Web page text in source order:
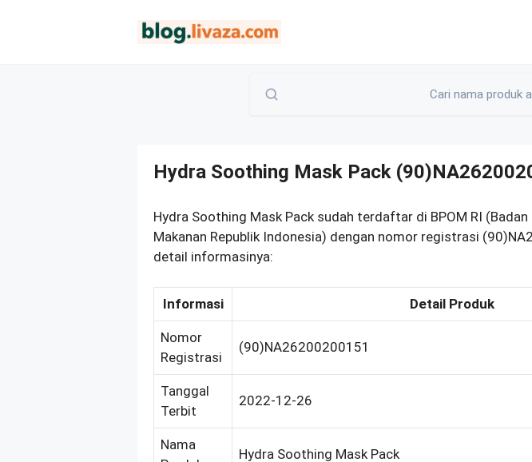
Hydra Soothing Mask Pack
Hydra Soothing Mask Pack sudah terdaftar di BPOM RI
Makanan Republik Indonesia) dengan nomor registrasi
detail informasinya:
Informasi Detail Produk
Nomor
Registrasi
(90)NA26200200151
Tanggal
Terbit
2022-12-26
Nama
Hydra Soothing Mask Pack